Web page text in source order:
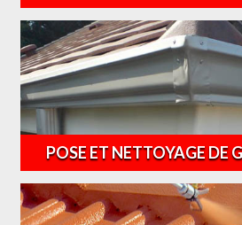
POSE ET NETTOYAGE DE